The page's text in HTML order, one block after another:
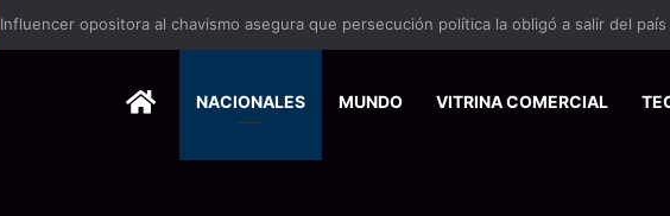
Industria plástica se suma a la economía circular
HOMENACIONALES MUNDO VITRINA COMERCIAL